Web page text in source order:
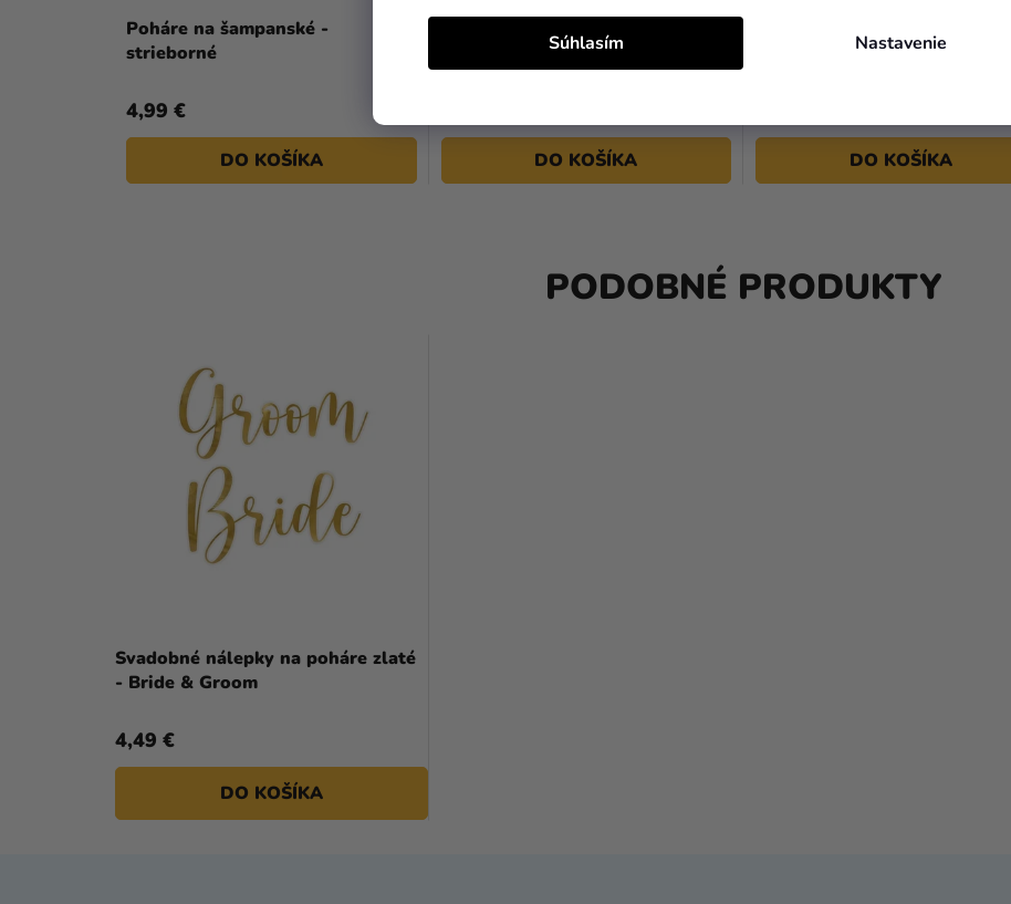
Nastavenie
Súhlasím
Poháre na šampanské -
strieborné
4,99 €
DO KOŠÍKA
Biele Anjelské krídla
DO KOŠÍKA DO KOŠÍKA
PODOBNÉ PRODUKTY
Svadobné nálepky na poháre zlaté
- Bride & Groom
4,49 €
DO KOŠÍKA